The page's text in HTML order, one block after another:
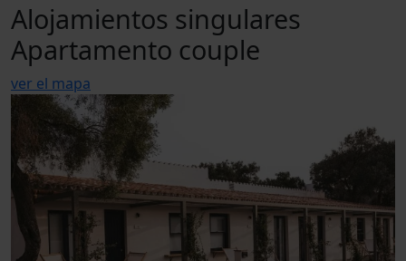
Alojamientos singulares
Apartamento couple
ver el mapa